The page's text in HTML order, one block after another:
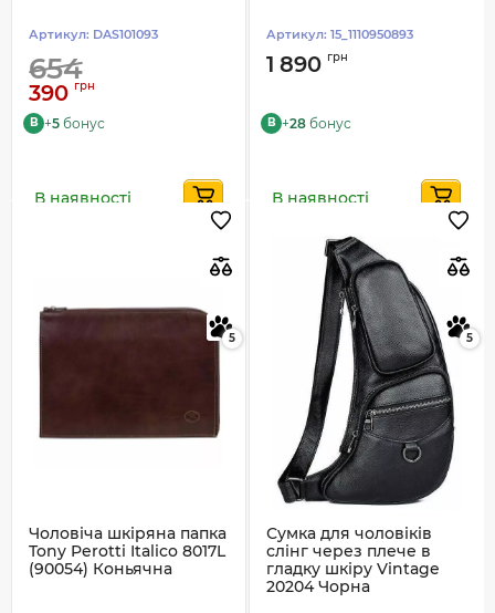
Артикул: DAS101093
654
390 грн
B +5 бонус
В наявності
Артикул: 15_1110950893
1 890 грн
B +28 бонус
В наявності
5
Чоловіча шкіряна папка
Tony Perotti Italico 8017L
(90054) Коньячна
5
Сумка для чоловіків
слінг через плече в
гладку шкіру Vintage
20204 Чорна